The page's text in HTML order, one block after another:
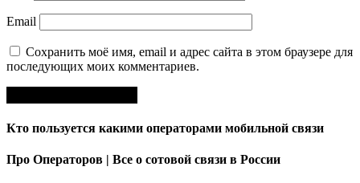
Email
Сохранить моё имя, email и адрес сайта в этом браузере для
последующих моих комментариев.
Кто пользуется какими операторами мобильной связи
Про Операторов | Все о сотовой связи в России